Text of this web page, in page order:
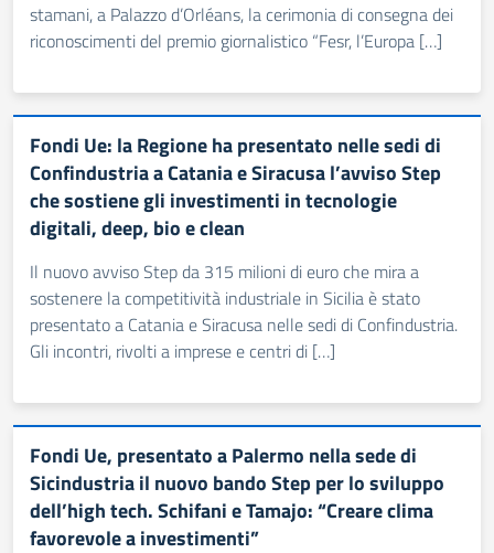
stamani, a Palazzo d’Orléans, la cerimonia di consegna dei
riconoscimenti del premio giornalistico “Fesr, l’Europa […]
Fondi Ue: la Regione ha presentato nelle sedi di
Confindustria a Catania e Siracusa l’avviso Step
che sostiene gli investimenti in tecnologie
digitali, deep, bio e clean
Il nuovo avviso Step da 315 milioni di euro che mira a
sostenere la competitività industriale in Sicilia è stato
presentato a Catania e Siracusa nelle sedi di Confindustria.
Gli incontri, rivolti a imprese e centri di […]
Fondi Ue, presentato a Palermo nella sede di
Sicindustria il nuovo bando Step per lo sviluppo
dell’high tech. Schifani e Tamajo: “Creare clima
favorevole a investimenti”